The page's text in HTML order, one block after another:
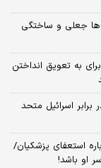
جعلی و ساختگی
به تعویق انداختن
اسرائیل متحد
استعفای پزشکیان/
او باشد!